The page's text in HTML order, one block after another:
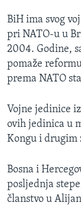
BiH ima svog
pri NATO-u u
2004. Godine,
pomaže
prema NATO
Vojne jedinice
ovih jedinica u
Kongu i drugim
Bosna i
posljednja
članstvo u